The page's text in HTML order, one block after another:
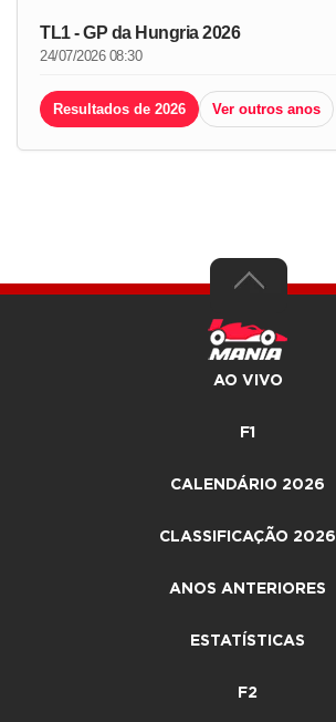
TL1 - GP da Hungria 2026
24/07/2026 08:30
Resultados de 2026 Ver outros anos
AO VIVO
F1
CALENDÁRIO 2026
CLASSIFICAÇÃO 2026
ANOS ANTERIORES
ESTATÍSTICAS
F2